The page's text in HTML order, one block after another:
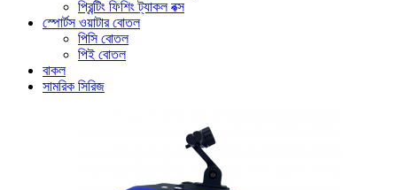
প্রিন্টিং ফিশিং ট্যাকল বক্স
স্পোর্টস ওয়াটার বোতল
পিসি বোতল
পিই বোতল
বাকল
সামরিক সিরিজ